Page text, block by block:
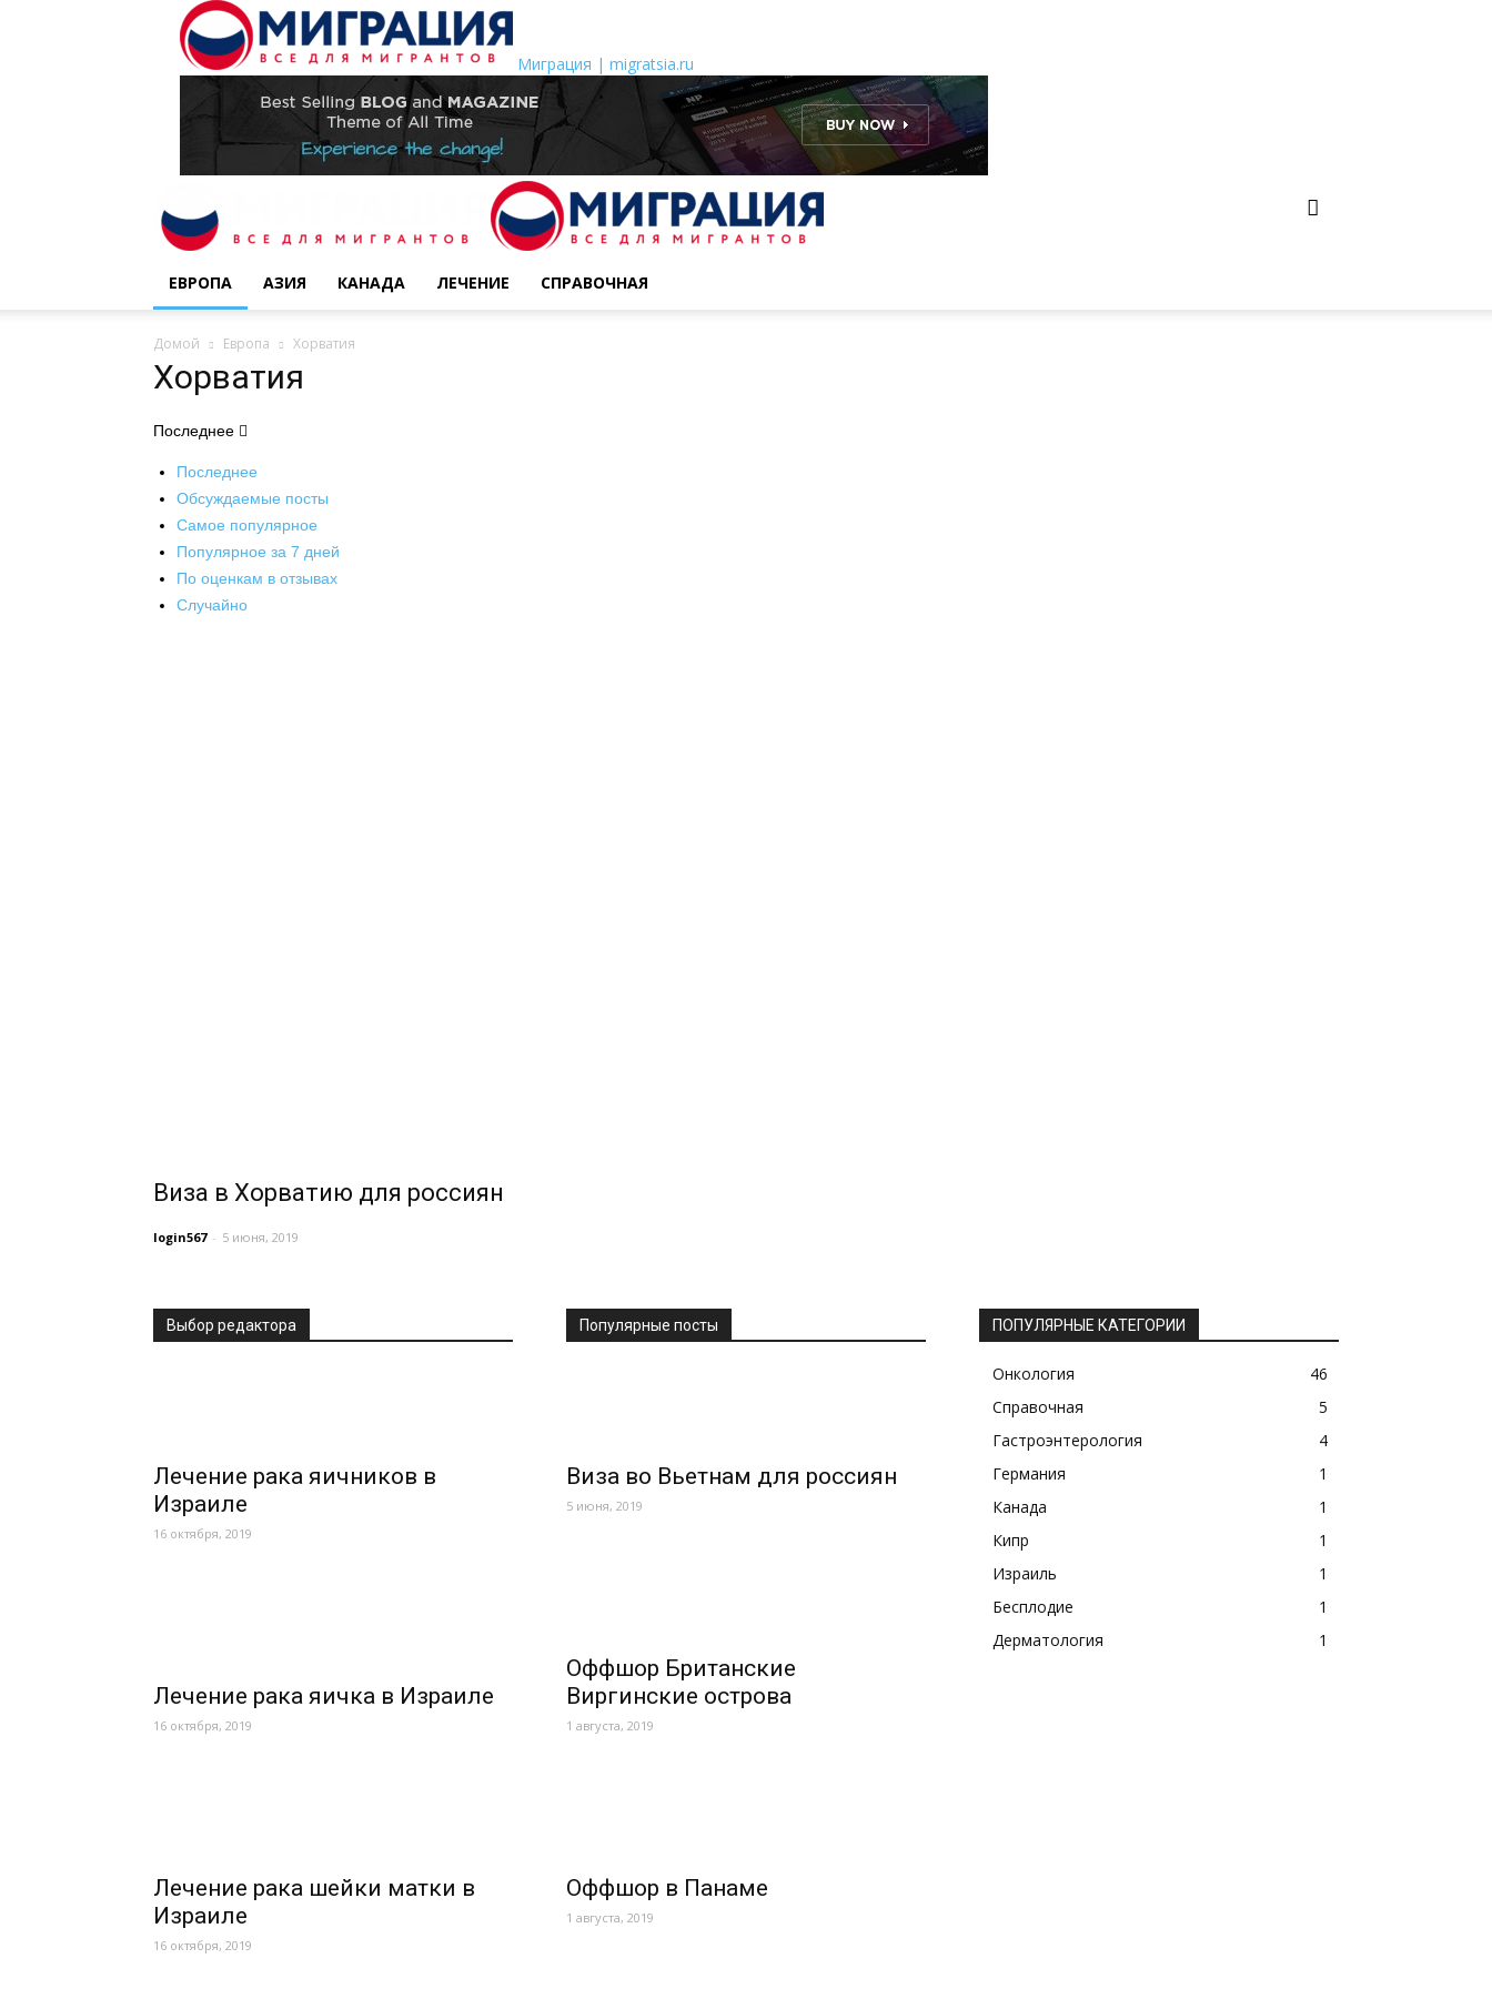
Миграция | migratsia.ru
ЕВРОПА АЗИЯ КАНАДА ЛЕЧЕНИЕ СПРАВОЧНАЯ
Домой Европа Хорватия
Хорватия
Последнее
Последнее
Обсуждаемые посты
Самое популярное
Популярное за 7 дней
По оценкам в отзывах
Случайно
Виза в Хорватию для россиян
login567 - 5 июня, 2019
Выбор редактора
Лечение рака яичников в
Израиле
16 октября, 2019
Лечение рака яичка в Израиле
16 октября, 2019
Лечение рака шейки матки в
Израиле
16 октября, 2019
Популярные посты
Виза во Вьетнам для россиян
5 июня, 2019
Оффшор Британские
Виргинские острова
1 августа, 2019
Оффшор в Панаме
1 августа, 2019
ПОПУЛЯРНЫЕ КАТЕГОРИИ
Онкология
46
Справочная
5
Гастроэнтерология
4
Германия
1
Канада
1
Кипр
1
Израиль
1
Бесплодие
1
Дерматология
1